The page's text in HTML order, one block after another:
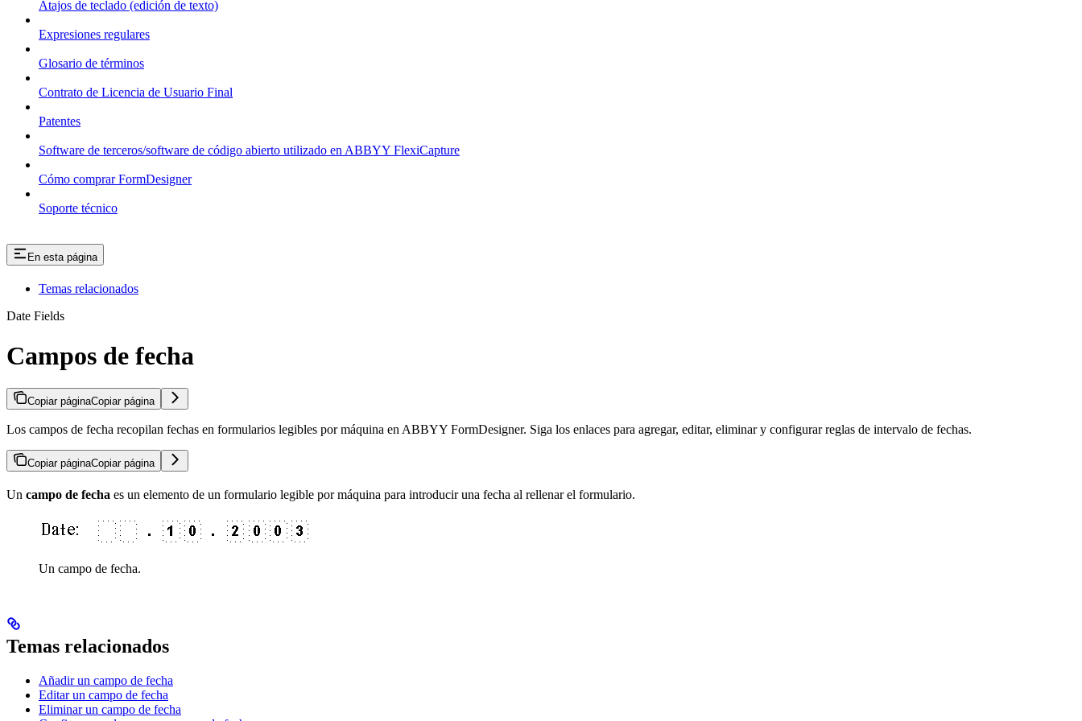
Atajos de teclado (edición de texto)
Expresiones regulares
Glosario de términos
Contrato de Licencia de Usuario Final
Patentes
Software de terceros/software de código abierto utilizado en ABBYY FlexiCapture
Cómo comprar FormDesigner
Soporte técnico
En esta página
Temas relacionados
Date Fields
Campos de fecha
Copiar páginaCopiar página
Los campos de fecha recopilan fechas en formularios legibles por máquina en ABBYY FormDesigner. Siga los enlaces para agregar, editar, eliminar y configurar reglas de intervalo de fechas.
Copiar páginaCopiar página
Un campo de fecha es un elemento de un formulario legible por máquina para introducir una fecha al rellenar el formulario.
Un campo de fecha.
Temas relacionados
Añadir un campo de fecha
Editar un campo de fecha
Eliminar un campo de fecha